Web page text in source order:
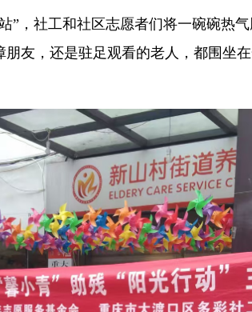
”，社工和社区志愿者们将一碗碗热
友，还是驻足观看的老人，都围坐